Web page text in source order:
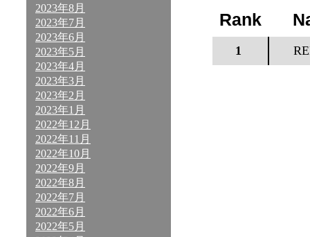
2023年8月
2023年7月
2023年6月
2023年5月
2023年4月
2023年3月
2023年2月
2023年1月
2022年12月
2022年11月
2022年10月
2022年9月
2022年8月
2022年7月
2022年6月
2022年5月
Rank
1